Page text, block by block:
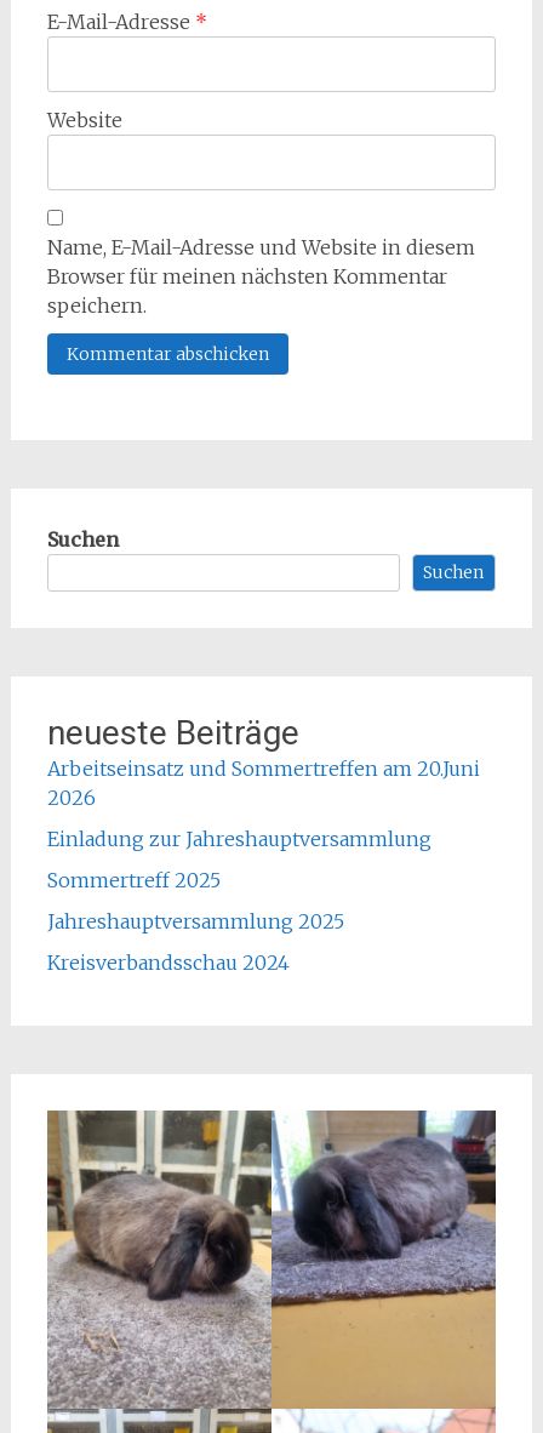
E-Mail-Adresse *
Website
Name, E-Mail-Adresse und Website in diesem
Browser für meinen nächsten Kommentar
speichern.
Suchen
Suchen
neueste Beiträge
Arbeitseinsatz und Sommertreffen am 20.Juni
2026
Einladung zur Jahreshauptversammlung
Sommertreff 2025
Jahreshauptversammlung 2025
Kreisverbandsschau 2024